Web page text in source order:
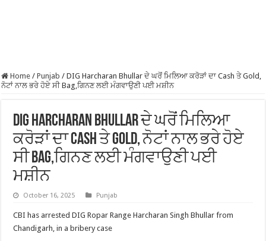
Home / Punjab / DIG Harcharan Bhullar ਦੇ ਘਰੋਂ ਮਿਲਿਆ ਕਰੋੜਾਂ ਦਾ Cash ਤੇ Gold,
ਨੋਟਾਂ ਨਾਲ ਭਰੇ ਹੋਏ ਸੀ Bag,ਗਿਨਣ ਲਈ ਮੰਗਵਾਉਣੀ ਪਈ ਮਸ਼ੀਨ
DIG Harcharan Bhullar ਦੇ ਘਰੋਂ ਮਿਲਿਆ
ਕਰੋੜਾਂ ਦਾ Cash ਤੇ Gold, ਨੋਟਾਂ ਨਾਲ ਭਰੇ ਹੋਏ
ਸੀ Bag,ਗਿਨਣ ਲਈ ਮੰਗਵਾਉਣੀ ਪਈ
ਮਸ਼ੀਨ
October 16, 2025 Punjab
CBI has arrested DIG Ropar Range Harcharan Singh Bhullar from
Chandigarh, in a bribery case